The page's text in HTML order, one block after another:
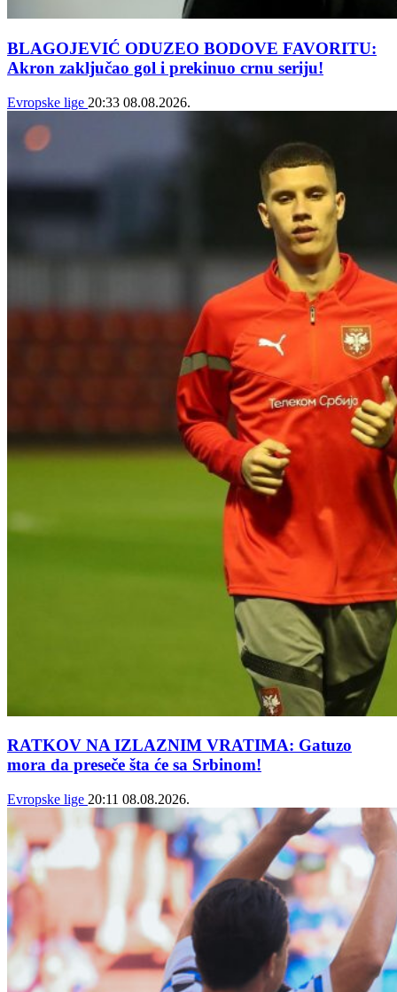
BLAGOJEVIĆ ODUZEO BODOVE FAVORITU:
Akron zaključao gol i prekinuo crnu seriju!
Evropske lige 20:33 08.08.2026.
RATKOV NA IZLAZNIM VRATIMA: Gatuzo
mora da preseče šta će sa Srbinom!
Evropske lige 20:11 08.08.2026.